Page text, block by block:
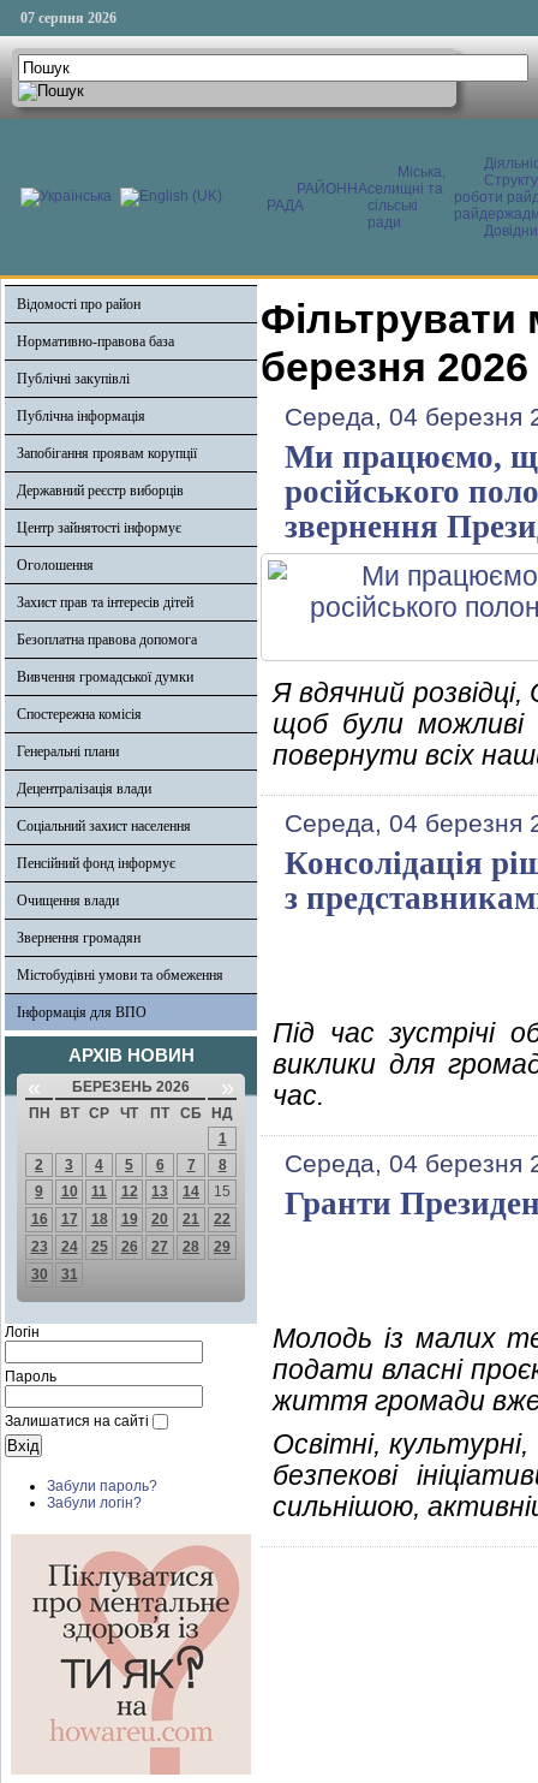
07 серпня 2026
РАЙОННА
РАДА
Міська,
селищні та
сільські
ради
роботи
Відомості про район
Нормативно-правова база
Публічні закупівлі
Публічна інформація
Запобігання проявам корупції
Державний реєстр виборців
Центр зайнятості інформує
Оголошення
Захист прав та інтересів дітей
Безоплатна правова допомога
Вивчення громадської думки
Спостережна комісія
Генеральні плани
Децентралізація влади
Соціальний захист населення
Пенсійний фонд інформує
Очищення влади
Звернення громадян
Містобудівні умови та обмеження
Інформація для ВПО
АРХІВ НОВИН
« БЕРЕЗЕНЬ 2026 »
ПН ВТ СР ЧТ ПТ СБ
НД
1
2
3 4 5 6 7
8
9
10 11 12 13 14
15
16
17 18 19 20 21
22
23
24 25 26 27 28
29
30
31
Логін
Пароль
Залишатися на сайті
Забули пароль?
Забули логін?
Фільтрувати
березня 2026
Середа, 04 березня
Ми працюємо,
російського
звернення
Я вдячний
щоб були можливі
повернути всіх
Середа, 04 березня
Консолідація
з
Під час зустрічі
виклики для
час.
Середа, 04 березня
Гранти
Молодь із малих
подати власні
життя громади вже
Освітні, культурні,
безпекові
сильнішою,